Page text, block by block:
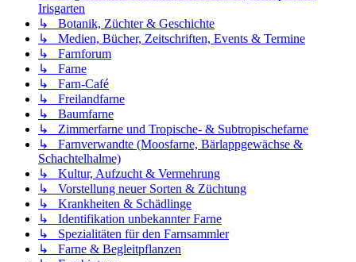
Irisgarten
↳ Botanik, Züchter & Geschichte
↳ Medien, Bücher, Zeitschriften, Events & Termine
↳ Farnforum
↳ Farne
↳ Farn-Café
↳ Freilandfarne
↳ Baumfarne
↳ Zimmerfarne und Tropische- & Subtropischefarne
↳ Farnverwandte (Moosfarne, Bärlappgewächse &
Schachtelhalme)
↳ Kultur, Aufzucht & Vermehrung
↳ Vorstellung neuer Sorten & Züchtung
↳ Krankheiten & Schädlinge
↳ Identifikation unbekannter Farne
↳ Spezialitäten für den Farnsammler
↳ Farne & Begleitpflanzen